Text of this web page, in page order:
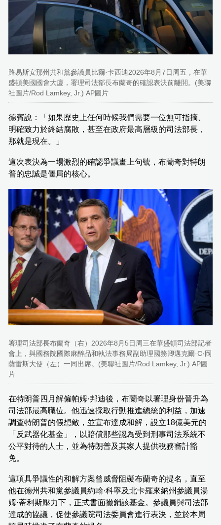
路易斯安那州共和黨參議員比爾·卡西迪2026年8月7日周五，在華
盛頓美國國會大廈，署理司法部長布蘭奇的確認表決前離開。(美聯
社圖片/Rod Lamkey, Jr.) AP圖片
德賓說：「如果歷史上任何時候我們需要一位無可指摘、
明確致力於終結腐敗，甚至在政府最高層級的司法部長，
那就是現在。」
這次表決為一場激烈的確認爭議畫上句號，布蘭奇對特朗
普的忠誠是僵局的核心。
署理司法部長布蘭奇（右）2026年8月5日周三在華盛頓司法部記者
會上，與國務院國際麻醉品和執法事務局副助理國務卿邁克爾·C·岡
薩雷斯大使（左）一同出席。(美聯社圖片/Rod Lamkey, Jr.) AP圖
片
在特朗普四月解僱帕姆·邦迪後，布蘭奇以署理身份晉升為
司法部最高職位。他迅速採取行動推進總統的利益，加速
調查特朗普的假想敵，並宣布達成和解，設立18億美元的
「反武器化基金」，以賠償那些認為受到刑事司法系統不
公平對待的人士，並為特朗普及其家人提供稅務審計豁
免。
這項具爭議性的和解方案曾威脅阻礙布蘭奇的提名，直至
他在德州共和黨參議員約翰·科寧及北卡羅來納州參議員湯
姆·蒂利斯壓力下，正式書面撤銷該基金。參議員與司法部
達成的協議，促使參議院司法委員會進行表決，並於本周